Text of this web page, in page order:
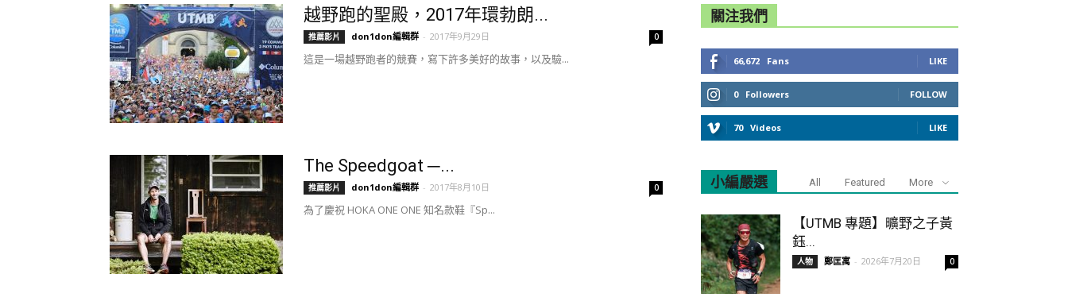
越野跑的聖殿，2017年環勃朗...
推薦影片 don1don編輯群 - 2017年9月29日 0
這是一場越野跑者的競賽，寫下許多美好的故事，以及驗...
The Speedgoat ─...
推薦影片 don1don編輯群 - 2017年8月10日 0
為了慶祝 HOKA ONE ONE 知名款鞋『Sp...
關注我們
66,672 Fans LIKE
0 Followers FOLLOW
70 Videos LIKE
小編嚴選 All Featured More
【UTMB 專題】曠野之子黃
鈺...
人物 鄭匡寓 - 2026年7月20日 0